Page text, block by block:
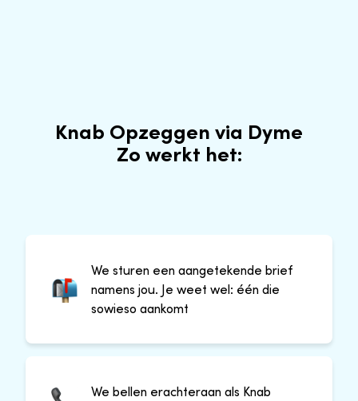
Knab Opzeggen via Dyme
Zo werkt het:
We sturen een aangetekende brief
namens jou. Je weet wel: één die
sowieso aankomt
We bellen erachteraan als Knab